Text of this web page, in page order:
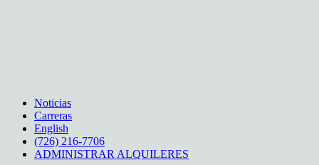
Noticias
Carreras
English
(726) 216-7706
ADMINISTRAR ALQUILERES